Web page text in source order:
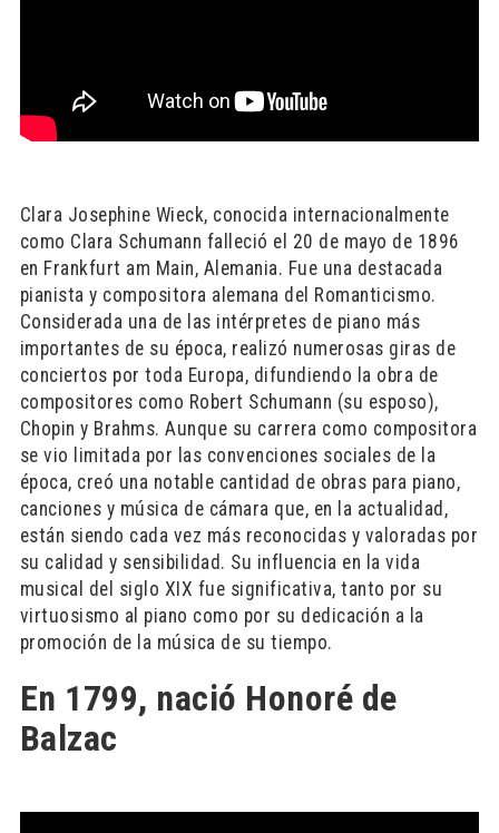
Clara Josephine Wieck, conocida internacionalmente
como Clara Schumann falleció el 20 de mayo de 1896
en Frankfurt am Main, Alemania. Fue una destacada
pianista y compositora alemana del Romanticismo.
Considerada una de las intérpretes de piano más
importantes de su época, realizó numerosas giras de
conciertos por toda Europa, difundiendo la obra de
compositores como Robert Schumann (su esposo),
Chopin y Brahms. Aunque su carrera como compositora
se vio limitada por las convenciones sociales de la
época, creó una notable cantidad de obras para piano,
canciones y música de cámara que, en la actualidad,
están siendo cada vez más reconocidas y valoradas por
su calidad y sensibilidad. Su influencia en la vida
musical del siglo XIX fue significativa, tanto por su
virtuosismo al piano como por su dedicación a la
promoción de la música de su tiempo.
En 1799, nació Honoré de
Balzac